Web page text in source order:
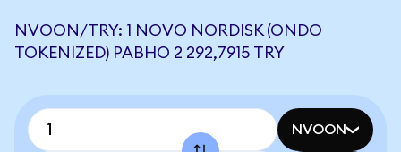
NVOON/TRY: 1 NOVO NORDISK (ONDO
TOKENIZED) РАВНО 2 292,7915 TRY
NVOON